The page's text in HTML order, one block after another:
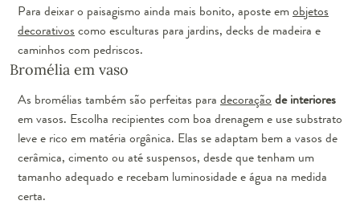
Para deixar o paisagismo ainda mais bonito, aposte emobjetos
decorativos como esculturas para jardins, decks de madeira e
caminhos com pedriscos.
Bromélia em vaso
As bromélias também são perfeitas para decoração de interiores
em vasos. Escolha recipientes com boa drenagem e use substrato
leve e rico em matéria orgânica. Elas se adaptam bem a vasos de
cerâmica, cimento ou até suspensos, desde que tenham um
tamanho adequado e recebam luminosidade e água na medida
certa.